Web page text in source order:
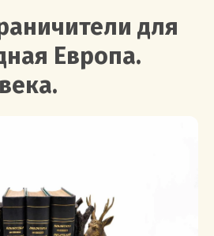
для
Европа.